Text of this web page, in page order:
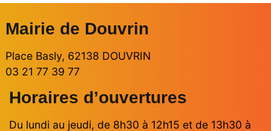
Mairie de Douvrin
Place Basly, 62138 DOUVRIN
03 21 77 39 77
Horaires d’ouvertures
Du lundi au jeudi, de 8h30 à 12h15 et de 13h30 à